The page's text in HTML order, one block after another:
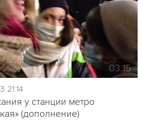
03:15
21:14
у станции метро
(дополнение)